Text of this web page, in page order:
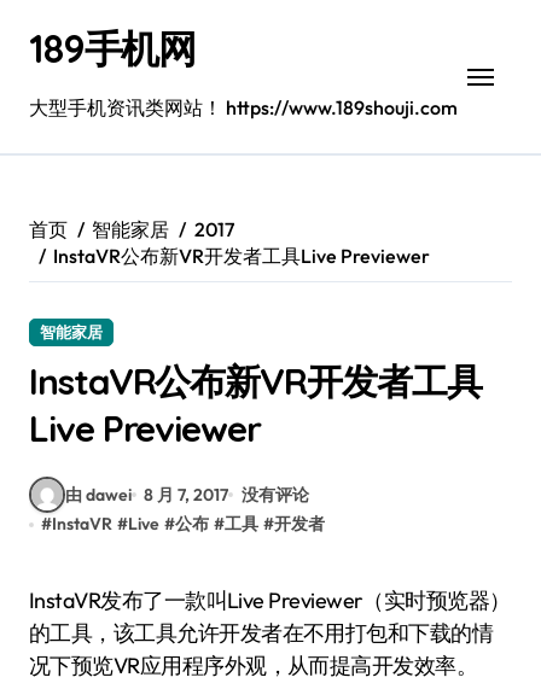
189手机网
大型手机资讯类网站！ https://www.189shouji.com
首页 智能家居
2017
InstaVR公布新VR开发者工具Live Previewer
智能家居
InstaVR公布新VR开发者工具
Live Previewer
由 dawei 8 月 7, 2017 没有评论
#InstaVR #Live #公布 #工具 #开发者
InstaVR发布了一款叫Live Previewer（实时预览器）
的工具，该工具允许开发者在不用打包和下载的情
况下预览VR应用程序外观，从而提高开发效率。